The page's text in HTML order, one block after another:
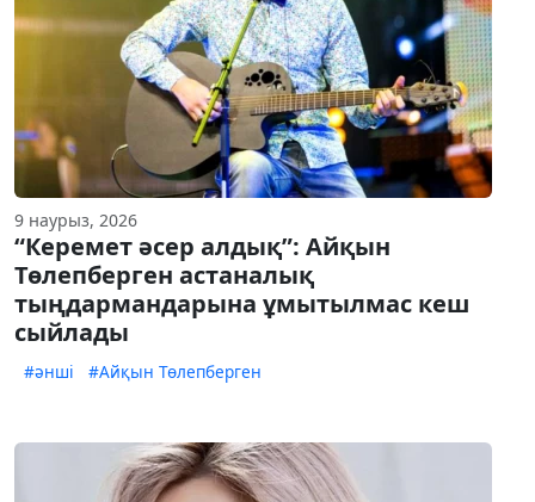
9 наурыз, 2026
“Керемет әсер алдық”: Айқын
Төлепберген астаналық
тыңдармандарына ұмытылмас кеш
сыйлады
#әнші #Айқын Төлепберген